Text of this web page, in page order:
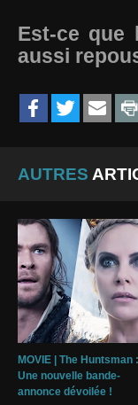
Est-ce que
aussi
AUTRES
MOVIE | The Huntsman :
Une nouvelle bande-
annonce dévoilée !